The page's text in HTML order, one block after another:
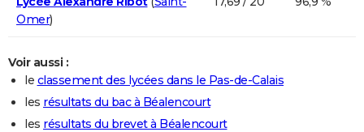
Omer)
Voir aussi :
le classement des lycées dans le Pas-de-Calais
les résultats du bac à Béalencourt
les résultats du brevet à Béalencourt